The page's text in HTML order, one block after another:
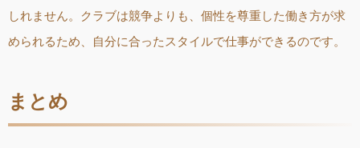
しれません。クラブは競争よりも、個性を尊重した働き方が求
められるため、自分に合ったスタイルで仕事ができるのです。
まとめ